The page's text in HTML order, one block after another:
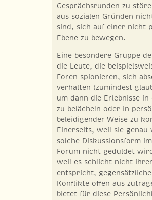
Gesprächsrunden zu
aus sozialen Gründen
sind, sich auf einer nicht
Ebene zu bewegen.
Eine besondere Gruppe
die Leute, die
Foren spionieren, sich
verhalten (zumindest
um dann die Erlebnisse
zu belächeln oder in
beleidigender Weise zu
Einerseits, weil sie genau
solche Diskussionsform
Forum nicht geduldet
weil es schlicht nicht
entspricht,
Konflikte offen aus
bietet für diese